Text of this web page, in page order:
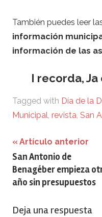
También puedes leer
información
información de las
I recorda,
Tagged with Día de la
Municipal, revista, San
Navegación
de
entradas
Artículo anterior
San Antonio de
Benagéber empieza
año sin presupuestos
Deja una respuesta